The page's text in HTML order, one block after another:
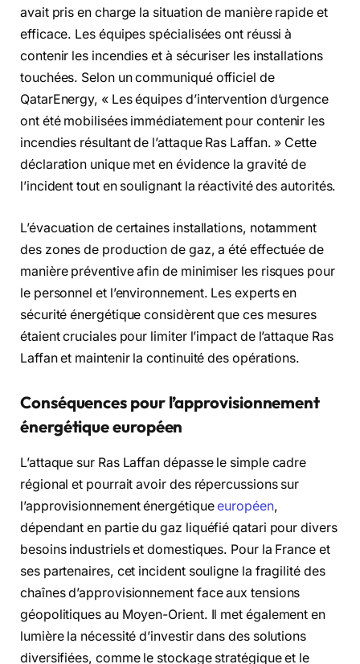
avait pris en charge la situation de manière rapide et
efficace. Les équipes spécialisées ont réussi à
contenir les incendies et à sécuriser les installations
touchées. Selon un communiqué officiel de
QatarEnergy, « Les équipes d’intervention d’urgence
ont été mobilisées immédiatement pour contenir les
incendies résultant de l’attaque Ras Laffan. » Cette
déclaration unique met en évidence la gravité de
l’incident tout en soulignant la réactivité des autorités.
L’évacuation de certaines installations, notamment
des zones de production de gaz, a été effectuée de
manière préventive afin de minimiser les risques pour
le personnel et l’environnement. Les experts en
sécurité énergétique considèrent que ces mesures
étaient cruciales pour limiter l’impact de l’attaque Ras
Laffan et maintenir la continuité des opérations.
Conséquences pour l’approvisionnement
énergétique européen
L’attaque sur Ras Laffan dépasse le simple cadre
régional et pourrait avoir des répercussions sur
l’approvisionnement énergétiqueeuropéen,
dépendant en partie du gaz liquéfié qatari pour divers
besoins industriels et domestiques. Pour la France et
ses partenaires, cet incident souligne la fragilité des
chaînes d’approvisionnement face aux tensions
géopolitiques au Moyen-Orient. Il met également en
lumière la nécessité d’investir dans des solutions
diversifiées, comme le stockage stratégique et le